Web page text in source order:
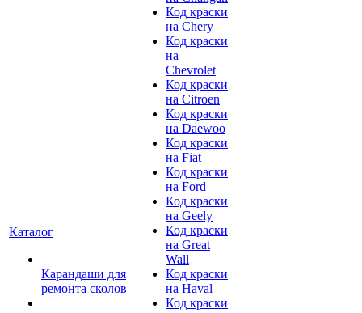
Каталог
Карандаши для
ремонта сколов
Код краски
на Chery
Код краски
на
Chevrolet
Код краски
на Citroen
Код краски
на Daewoo
Код краски
на Fiat
Код краски
на Ford
Код краски
на Geely
Код краски
на Great
Wall
Код краски
на Haval
Код краски